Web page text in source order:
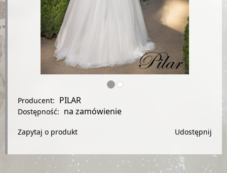
Producent: PILAR
Dostępność: na zamówienie
Zapytaj o produkt Udostępnij